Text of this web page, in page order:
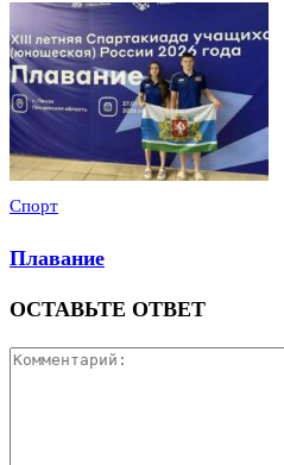
Спорт
Плавание
ОСТАВЬТЕ ОТВЕТ